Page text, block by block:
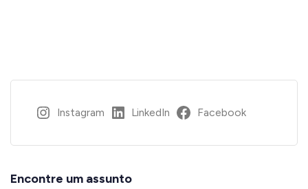
Instagram LinkedIn Facebook
Encontre um assunto